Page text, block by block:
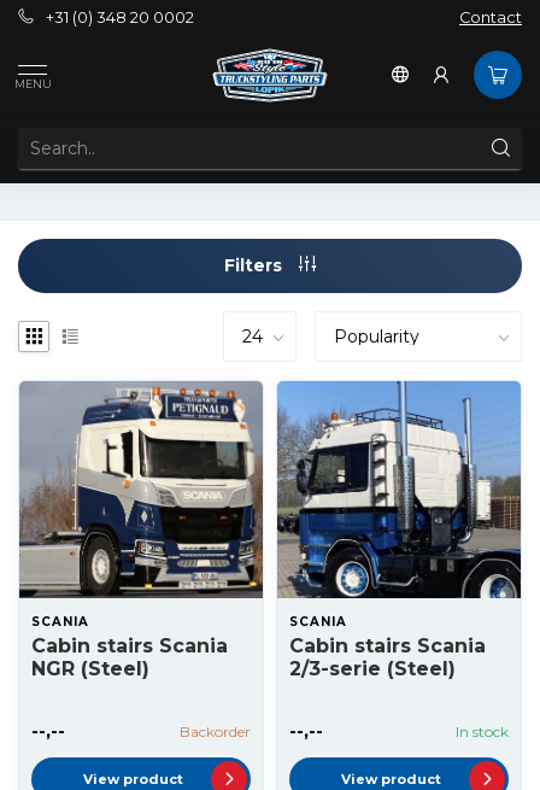
+31 (0) 348 20 0002 Contact
MENU
Filters
SCANIA
Cabin stairs Scania
NGR (Steel)
--,-- Backorder
View product
SCANIA
Cabin stairs Scania
2/3-serie (Steel)
--,-- In stock
View product